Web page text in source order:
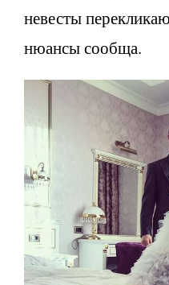
невесты
нюансы сообща.